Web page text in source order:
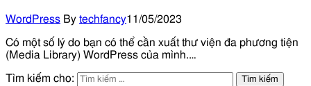
WordPress By techfancy11/05/2023
Có một số lý do bạn có thể cần xuất thư viện đa phương tiện
(Media Library) WordPress của mình.…
Tìm kiếm cho: